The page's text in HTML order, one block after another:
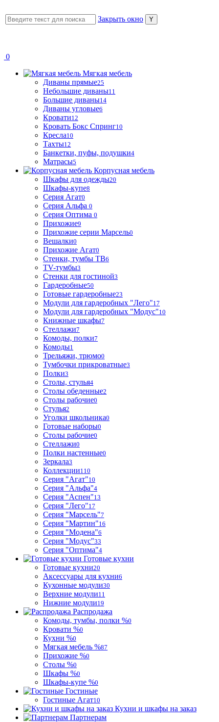
Закрыть окно
0
Мягкая мебель
Диваны прямые25
Небольшие диваны11
Большие диваны14
Диваны угловые6
Кровати12
Кровать Бокс Спринг10
Кресла10
Тахты12
Банкетки, пуфы, подушки4
Матрасы5
Корпусная мебель
Шкафы для одежды20
Шкафы-купе8
Серия Агат0
Серия Альфа 0
Серия Оптима 0
Прихожие9
Прихожие серии Марсель0
Вешалки0
Прихожие Агат0
Стенки, тумбы ТВ6
TV-тумбы3
Стенки для гостиной3
Гардеробные50
Готовые гардеробные23
Модули для гардеробных "Лего"17
Модули для гардеробных "Модус"10
Книжные шкафы7
Стеллажи7
Комоды, полки7
Комоды1
Трельяжи, трюмо0
Тумбочки прикроватные3
Полки3
Столы, стулья4
Столы обеденные2
Столы рабочие0
Стулья2
Уголки школьника0
Готовые наборы0
Столы рабочие0
Стеллажи0
Полки настенные0
Зеркала3
Коллекции110
Серия "Агат"10
Серия "Альфа"4
Серия "Аспен"13
Серия "Лего"17
Серия "Марсель"7
Серия "Мартин"16
Серия "Модена"6
Серия "Модус"33
Серия "Оптима"4
Готовые кухни
Готовые кухни20
Аксессуары для кухни6
Кухонные модули30
Верхние модули11
Нижние модули19
Распродажа
Комоды, тумбы, полки %0
Кровати %0
Кухни %0
Мягкая мебель %87
Прихожие %0
Столы %0
Шкафы %0
Шкафы-купе %0
Гостиные
Гостиные Агат10
Кухни и шкафы на заказ
Партнерам